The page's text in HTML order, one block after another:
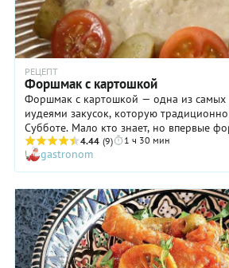
РЕЦЕПТ
Форшмак с картошкой
Форшмак с картошкой — одна из самых
иудеями закусок, которую
Субботе. Мало кто знает, но впервые
в Пруссии, а его главным ингредиентом
сельдь. Идея заменить жареную
в светлые еврейские головы сильно
мнению, отразилось на вкусе блюда
образом! Сегодня форшмак готовят из
добавлением яблок, сливочного масла,
решили немного усовершенствовать
этим ингредиентам отварной
4.44 (9) 1 ч 30 мин
gastronom